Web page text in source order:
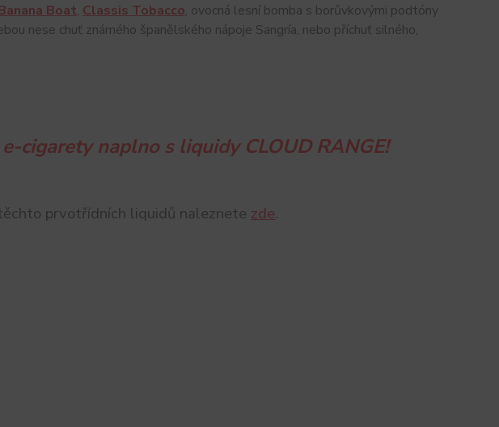
Boat, Classis Tobacco, ovocná lesní bomba s borůvkovými podtóny
nese chuť známého španělského nápoje Sangría, nebo příchuť silného,
cigarety naplno s liquidy CLOUD RANGE!
prvotřídních liquidů naleznete zde.